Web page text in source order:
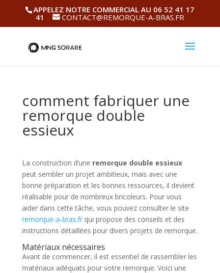
APPELEZ NOTRE COMMERCIAL AU 06 52 41 17
41
CONTACT@REMORQUE-A-BRAS.FR
comment fabriquer une
remorque double
essieux
La construction d’une remorque double essieux
peut sembler un projet ambitieux, mais avec une
bonne préparation et les bonnes ressources, il devient
réalisable pour de nombreux bricoleurs. Pour vous
aider dans cette tâche, vous pouvez consulter le site
remorque-a-bras.frqui propose des conseils et des
instructions détaillées pour divers projets de remorque.
Matériaux nécessaires
Avant de commencer, il est essentiel de rassembler les
matériaux adéquats pour votre remorque. Voici une